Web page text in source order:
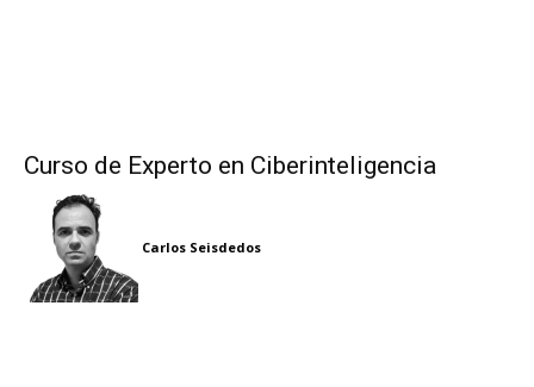
Curso de Experto en Ciberinteligencia
Carlos Seisdedos